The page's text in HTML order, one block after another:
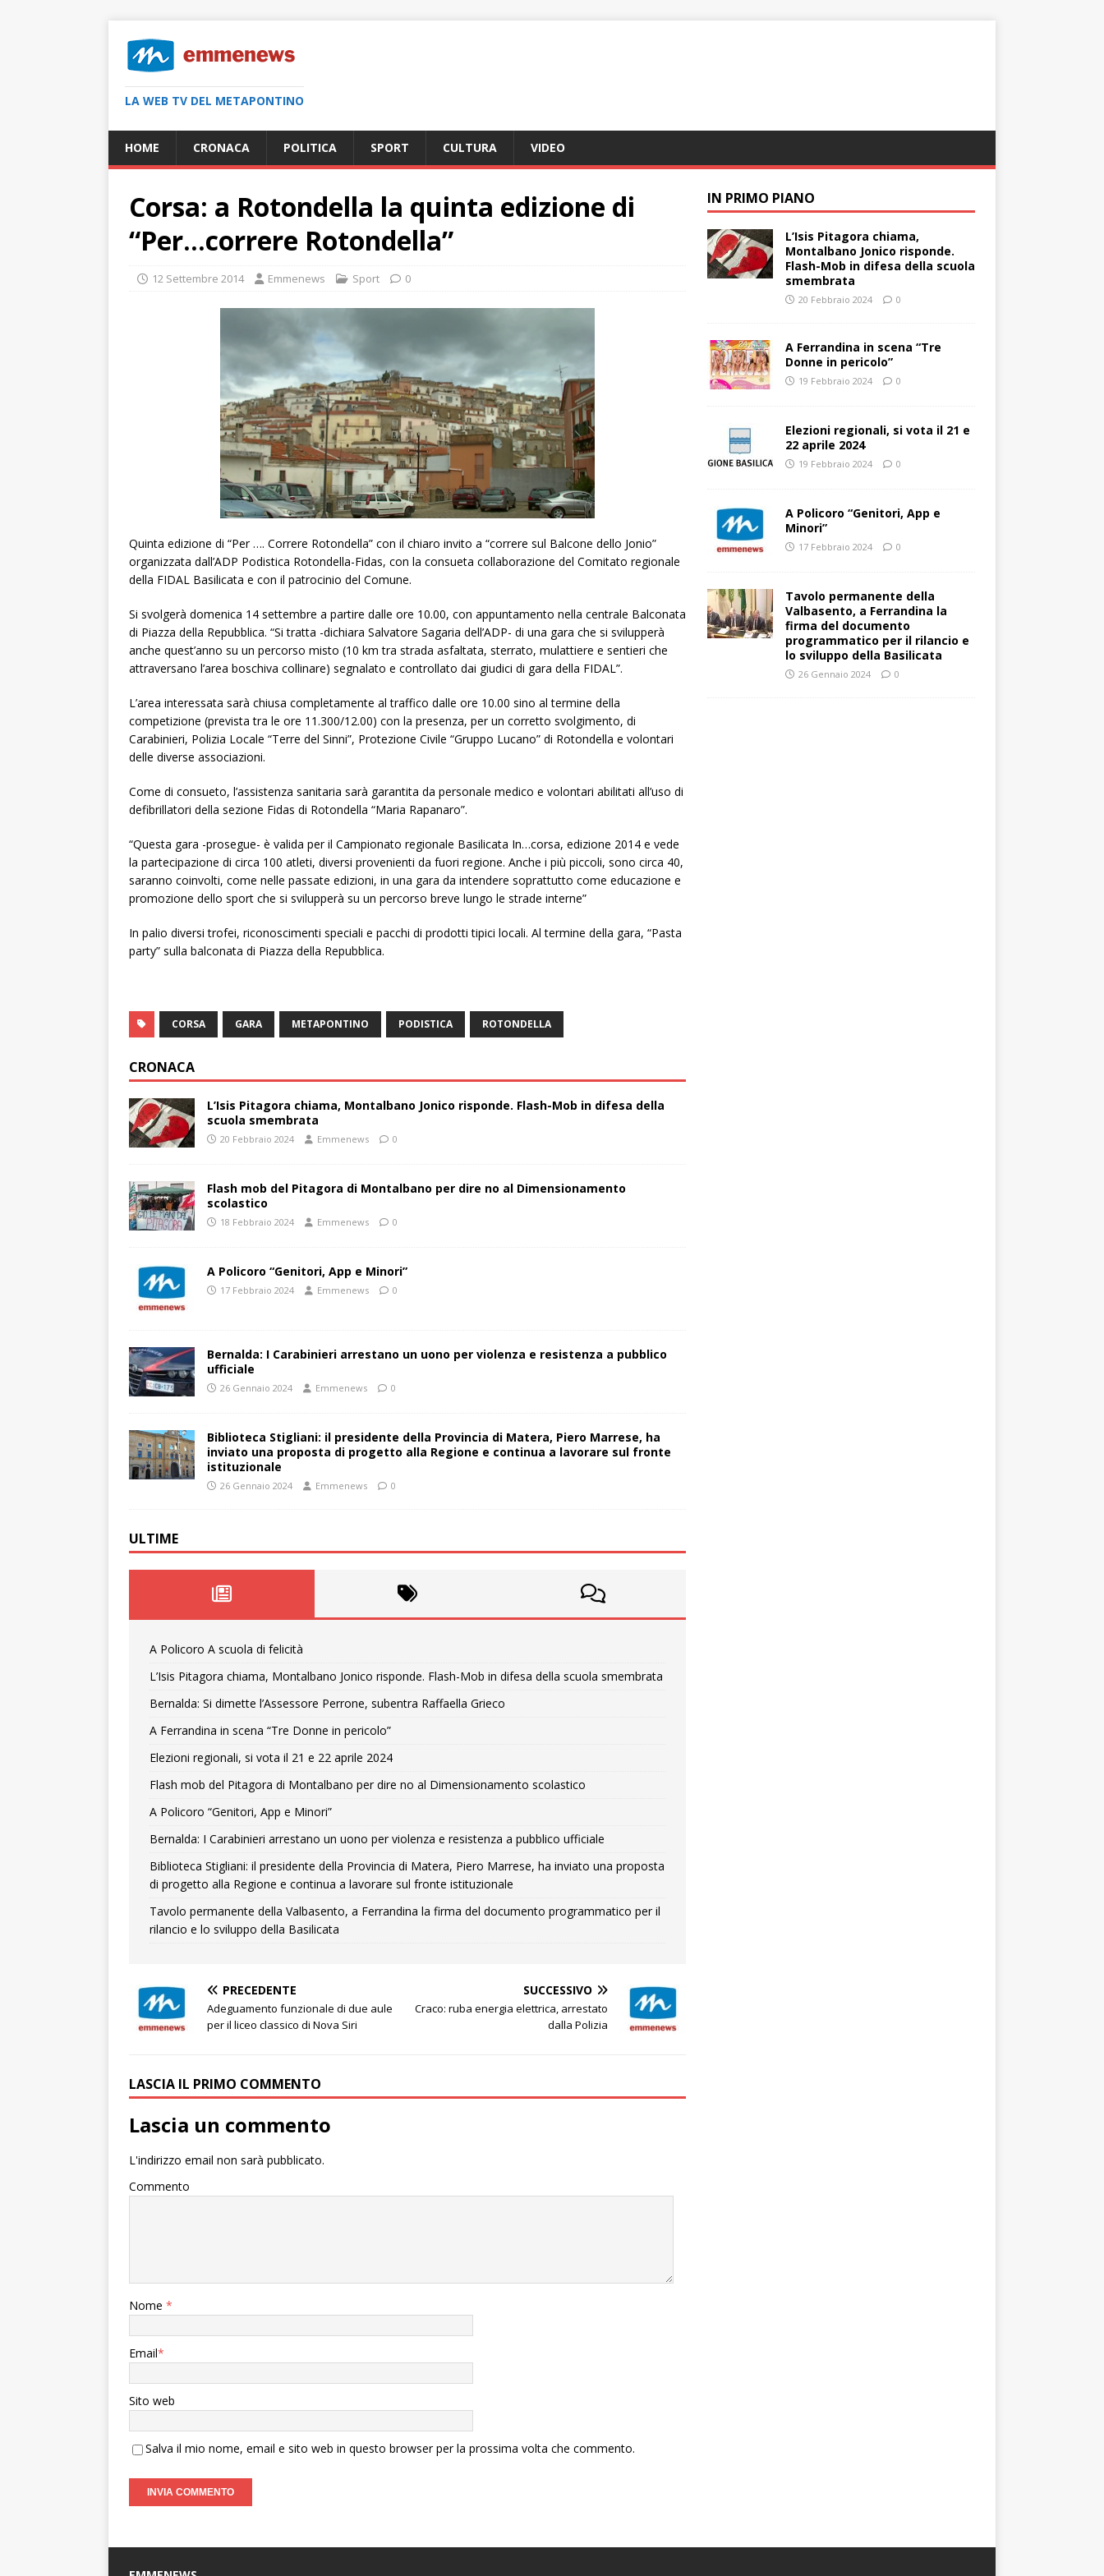
LA WEB TV DEL METAPONTINO
HOME CRONACA POLITICA SPORT CULTURA VIDEO
Corsa: a Rotondella la quinta edizione di
“Per…correre Rotondella”
12 Settembre 2014 Emmenews Sport 0
Quinta edizione di “Per …. Correre Rotondella” con il chiaro invito a “correre sul Balcone dello Jonio”
organizzata dall’ADP Podistica Rotondella-Fidas, con la consueta collaborazione del Comitato regionale
della FIDAL Basilicata e con il patrocinio del Comune.
Si svolgerà domenica 14 settembre a partire dalle ore 10.00, con appuntamento nella centrale Balconata
di Piazza della Repubblica. “Si tratta -dichiara Salvatore Sagaria dell’ADP- di una gara che si svilupperà
anche quest’anno su un percorso misto (10 km tra strada asfaltata, sterrato, mulattiere e sentieri che
attraversano l’area boschiva collinare) segnalato e controllato dai giudici di gara della FIDAL”.
L’area interessata sarà chiusa completamente al traffico dalle ore 10.00 sino al termine della
competizione (prevista tra le ore 11.300/12.00) con la presenza, per un corretto svolgimento, di
Carabinieri, Polizia Locale “Terre del Sinni”, Protezione Civile “Gruppo Lucano” di Rotondella e volontari
delle diverse associazioni.
Come di consueto, l’assistenza sanitaria sarà garantita da personale medico e volontari abilitati all’uso di
defibrillatori della sezione Fidas di Rotondella “Maria Rapanaro”.
“Questa gara -prosegue- è valida per il Campionato regionale Basilicata In…corsa, edizione 2014 e vede
la partecipazione di circa 100 atleti, diversi provenienti da fuori regione. Anche i più piccoli, sono circa 40,
saranno coinvolti, come nelle passate edizioni, in una gara da intendere soprattutto come educazione e
promozione dello sport che si svilupperà su un percorso breve lungo le strade interne”
In palio diversi trofei, riconoscimenti speciali e pacchi di prodotti tipici locali. Al termine della gara, “Pasta
party” sulla balconata di Piazza della Repubblica.
CORSA GARA METAPONTINO PODISTICA ROTONDELLA
CRONACA
L’Isis Pitagora chiama, Montalbano Jonico risponde. Flash-Mob in difesa della
scuola smembrata
20 Febbraio 2024 Emmenews 0
Flash mob del Pitagora di Montalbano per dire no al Dimensionamento
scolastico
18 Febbraio 2024 Emmenews 0
A Policoro “Genitori, App e Minori”
17 Febbraio 2024 Emmenews 0
Bernalda: I Carabinieri arrestano un uono per violenza e resistenza a pubblico
ufficiale
26 Gennaio 2024 Emmenews 0
Biblioteca Stigliani: il presidente della Provincia di Matera, Piero Marrese, ha
inviato una proposta di progetto alla Regione e continua a lavorare sul fronte
istituzionale
26 Gennaio 2024 Emmenews 0
ULTIME
A Policoro A scuola di felicità
L’Isis Pitagora chiama, Montalbano Jonico risponde. Flash-Mob in difesa della scuola smembrata
Bernalda: Si dimette l’Assessore Perrone, subentra Raffaella Grieco
A Ferrandina in scena “Tre Donne in pericolo”
Elezioni regionali, si vota il 21 e 22 aprile 2024
Flash mob del Pitagora di Montalbano per dire no al Dimensionamento scolastico
A Policoro “Genitori, App e Minori”
Bernalda: I Carabinieri arrestano un uono per violenza e resistenza a pubblico ufficiale
Biblioteca Stigliani: il presidente della Provincia di Matera, Piero Marrese, ha inviato una proposta
di progetto alla Regione e continua a lavorare sul fronte istituzionale
Tavolo permanente della Valbasento, a Ferrandina la firma del documento programmatico per il
rilancio e lo sviluppo della Basilicata
PRECEDENTE
Adeguamento funzionale di due aule
per il liceo classico di Nova Siri
SUCCESSIVO
Craco: ruba energia elettrica, arrestato
dalla Polizia
LASCIA IL PRIMO COMMENTO
Lascia un commento
L'indirizzo email non sarà pubblicato.
Commento
Nome *
Email*
Sito web
Salva il mio nome, email e sito web in questo browser per la prossima volta che commento.
IN PRIMO PIANO
L’Isis Pitagora chiama,
Montalbano Jonico risponde.
Flash-Mob in difesa della scuola
smembrata
20 Febbraio 2024 0
A Ferrandina in scena “Tre
Donne in pericolo”
19 Febbraio 2024 0
Elezioni regionali, si vota il 21 e
22 aprile 2024
19 Febbraio 2024 0
A Policoro “Genitori, App e
Minori”
17 Febbraio 2024 0
Tavolo permanente della
Valbasento, a Ferrandina la
firma del documento
programmatico per il rilancio e
lo sviluppo della Basilicata
26 Gennaio 2024 0